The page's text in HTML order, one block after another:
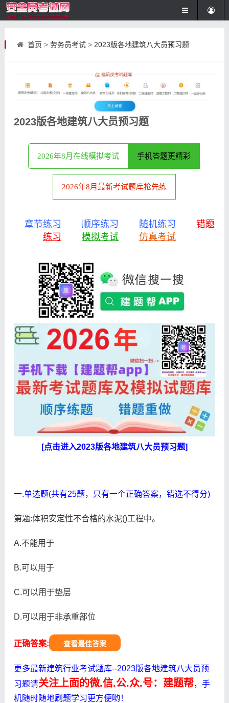
首页 > 劳务员考试> 2023版各地建筑八大员预习题
2023版各地建筑八大员预习题
2026年8月在线模拟考试 手机答题更精彩
2026年8月最新考试题库抢先练
章节练习 顺序练习 随机练习
错题
练习
模拟考试 仿真考试
[点击进入2023版各地建筑八大员预习题]
一.单选题(共有25题，只有一个正确答案，错选不得分)
第题:体积安定性不合格的水泥()工程中。
A.不能用于
B.可以用于
C.可以用于垫层
D.可以用于非承重部位
正确答案: 查看最佳答案
更多最新建筑行业考试题库--2023版各地建筑八大员预
习题请关注上面的微.信.公.众.号：建题帮，手
机随时随地刷题学习更方便哟！